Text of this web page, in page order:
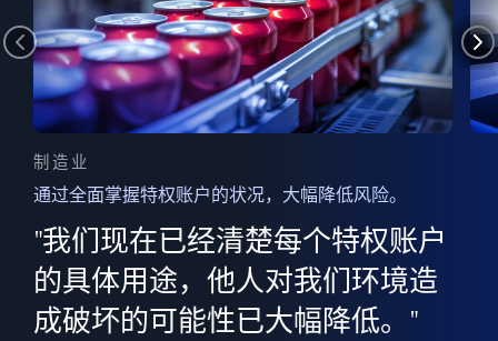
制造业
通过全面掌握特权账户的状况，大幅降低风险。
"我们现在已经清楚每个特权账户
的具体用途，他人对我们环境造
成破坏的可能性已大幅降低。"